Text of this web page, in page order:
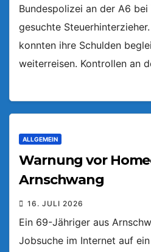
Bundespolizei an der A6 bei
gesuchte
konnten ihre Schulden
weiterreisen. Kontrollen an
ALLGEMEIN
Warnung vor
Arnschwang
16. JULI 2026
Ein 69-Jähriger aus
Jobsuche im Internet auf